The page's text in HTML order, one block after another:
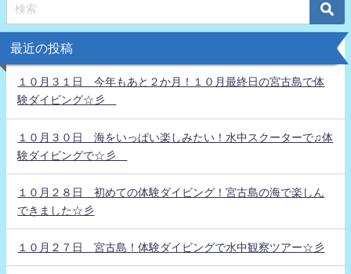
最近の投稿
１０月３１日 今年もあと２か月！１０月最終日の宮古島で体
験ダイビング☆彡
１０月３０日 海をいっぱい楽しみたい！水中スクーターで♫体
験ダイビングで☆彡
１０月２８日 初めての体験ダイビング！宮古島の海で楽しん
できました☆彡
１０月２７日 宮古島！体験ダイビングで水中観察ツアー☆彡